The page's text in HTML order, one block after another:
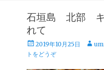
石垣島 北部 キ
れて
投
稿
2019年10月25日
投
トをどうぞ